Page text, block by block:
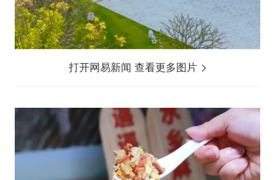
打开网易新闻 查看更多图片